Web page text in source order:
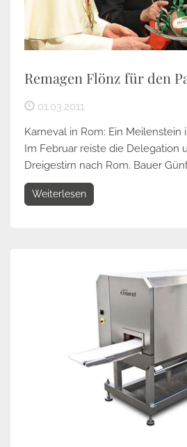
Remagen Flönz für den
01.03.2011
Karneval in Rom: Ein
Im Februar reiste die Delegation
Dreigestirn nach Rom. Bauer
Weiterlesen